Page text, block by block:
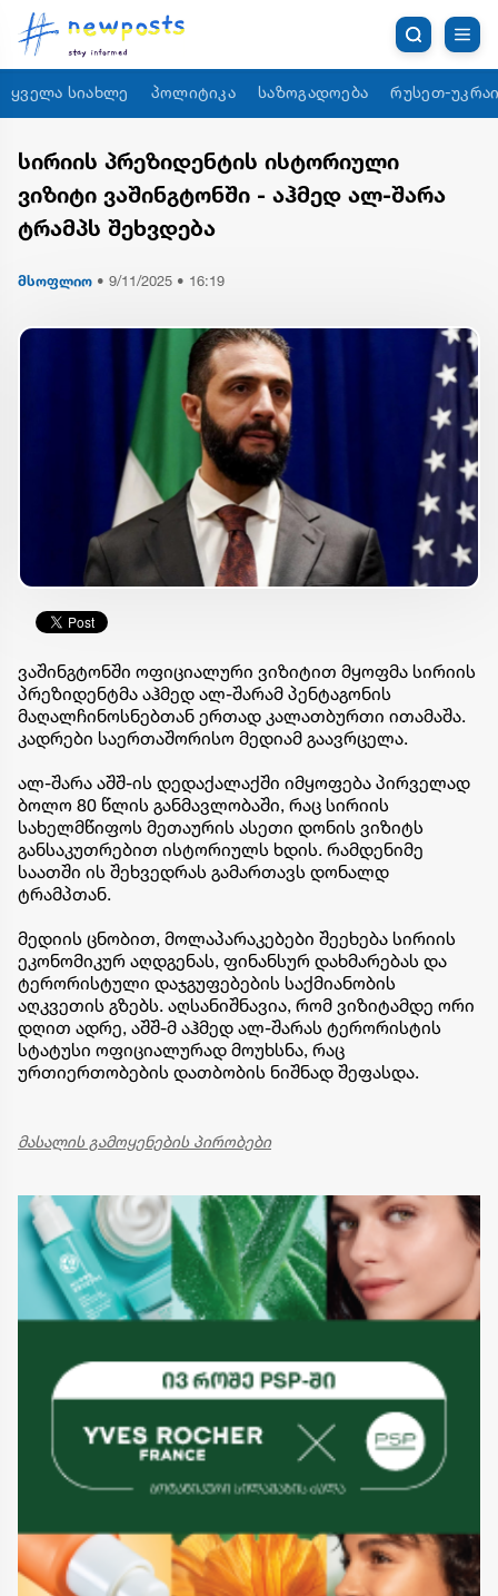
ყველა სიახლე პოლიტიკა საზოგადოება რუსეთ-
სირიის პრეზიდენტის ისტორიული
ვიზიტი ვაშინგტონში - აჰმედ ალ-შარა
ტრამპს შეხვდება
მსოფლიო • 9/11/2025 • 16:19
ვაშინგტონში ოფიციალური ვიზიტით მყოფმა სირიის
პრეზიდენტმა აჰმედ ალ-შარამ პენტაგონის
მაღალჩინოსნებთან ერთად კალათბურთი ითამაშა.
კადრები საერთაშორისო მედიამ გაავრცელა.
ალ-შარა აშშ-ის დედაქალაქში იმყოფება პირველად
ბოლო 80 წლის განმავლობაში, რაც სირიის
სახელმწიფოს მეთაურის ასეთი დონის ვიზიტს
განსაკუთრებით ისტორიულს ხდის. რამდენიმე
საათში ის შეხვედრას გამართავს დონალდ
ტრამპთან.
მედიის ცნობით, მოლაპარაკებები შეეხება სირიის
ეკონომიკურ აღდგენას, ფინანსურ დახმარებას და
ტერორისტული დაჯგუფებების საქმიანობის
აღკვეთის გზებს. აღსანიშნავია, რომ ვიზიტამდე ორი
დღით ადრე, აშშ-მ აჰმედ ალ-შარას ტერორისტის
სტატუსი ოფიციალურად მოუხსნა, რაც
ურთიერთობების დათბობის ნიშნად შეფასდა.
მასალის გამოყენების პირობები